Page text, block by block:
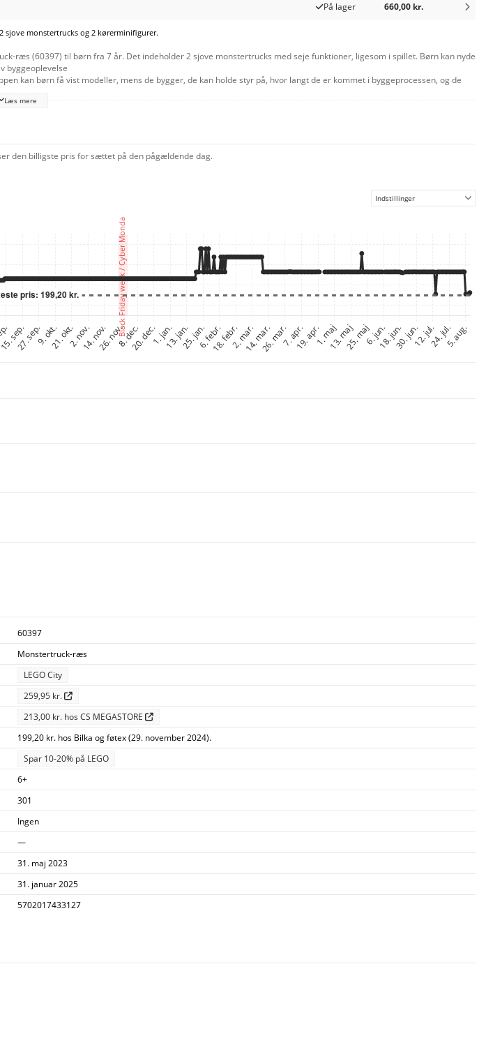
På lager 660,00 kr.
sjove monstertrucks og 2 kørerminifigurer.
ræs (60397) til børn fra 7 år. Det indeholder 2 sjove monstertrucks med seje funktioner, ligesom i spillet. Børn kan nyde
byggeoplevelse
kan børn få vist modeller, mens de bygger, de kan holde styr på, hvor langt de er kommet i byggeprocessen, og de
modeller, seje fartøjer og inspirerende karakterer, der stimulerer til fantasifuld, grænseløs leg.
Læs mere
den billigste pris for sættet på den pågældende dag.
Indstillinger
60397
Monstertruck-ræs
LEGO City
259,95 kr.
213,00 kr. hos CS MEGASTORE
199,20 kr. hos Bilka og føtex (29. november 2024).
Spar 10-20% på LEGO
6+
301
Ingen
—
31. maj 2023
31. januar 2025
5702017433127